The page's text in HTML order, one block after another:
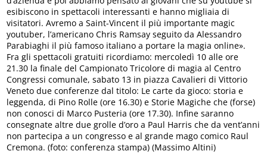
esibiscono in spettacoli interessanti e hanno migliaia di
visitatori. Avremo a Saint-Vincent il più importante magic
youtuber, l’americano Chris Ramsay seguito da Alessandro
Parabiaghi il più famoso italiano a portare la magia online».
Fra gli spettacoli gratuiti ricordiamo: mercoledì 10 alle ore
21.30 la finale del Campionato Tricolore di magia al Centro
Congressi comunale, sabato 13 in piazza Cavalieri di Vittorio
Veneto due conferenze dal titolo: Le carte da gioco: storia e
leggenda, di Pino Rolle (ore 16.30) e Storie Magiche che (forse)
non conosci di Marco Pusteria (ore 17.30). Infine saranno
consegnate altre due grolle d’oro a Paul Harris che da vent’anni
non partecipa a un congresso e al grande mago comico Raul
Cremona. (foto: conferenza stampa) (Massimo Altini)